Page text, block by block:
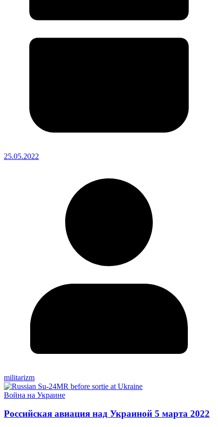
25.05.2022
militarizm
Война на Украине
Российская авиация над Украиной 5 марта 2022